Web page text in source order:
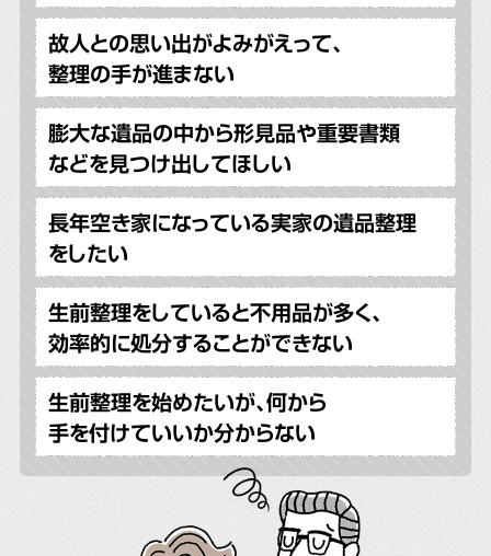
故人との思い出がよみがえって、
整理の手が進まない
膨大な遺品の中から形見品や重要書類
などを見つけ出してほしい
長年空き家になっている実家の遺品整理
をしたい
生前整理をしていると不用品が多く、
効率的に処分することができない
生前整理を始めたいが、何から
手を付けていいか分からない